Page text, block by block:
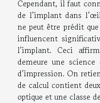
Cependant, il faut
de l’implant dans
ne peut être prédit
influencent
l’implant. Ceci
demeure une
d’impression. On
de calcul contient
optique et une classe